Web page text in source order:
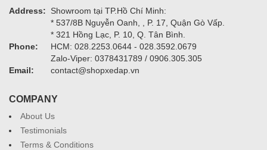
Address:
Showroom tại TP.Hồ Chí Minh:
* 537/8B Nguyễn Oanh, , P. 17, Quận Gò Vấp.
* 321 Hồng Lạc, P. 10, Q. Tân Bình.
Phone:
HCM: 028.2253.0644 - 028.3592.0679
Zalo-Viper: 0378431789 / 0906.305.305
Email:
contact@shopxedap.vn
COMPANY
About Us
Testimonials
Terms & Conditions